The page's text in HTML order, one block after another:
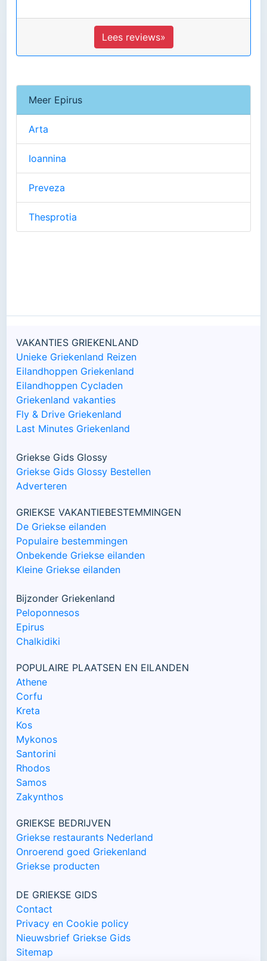
Lees reviews»
Meer Epirus
Arta
Ioannina
Preveza
Thesprotia
VAKANTIES GRIEKENLAND
Unieke Griekenland Reizen
Eilandhoppen Griekenland
Eilandhoppen Cycladen
Griekenland vakanties
Fly & Drive Griekenland
Last Minutes Griekenland
Griekse Gids Glossy
Griekse Gids Glossy Bestellen
Adverteren
GRIEKSE VAKANTIEBESTEMMINGEN
De Griekse eilanden
Populaire bestemmingen
Onbekende Griekse eilanden
Kleine Griekse eilanden
Bijzonder Griekenland
Peloponnesos
Epirus
Chalkidiki
POPULAIRE PLAATSEN EN EILANDEN
Athene
Corfu
Kreta
Kos
Mykonos
Santorini
Rhodos
Samos
Zakynthos
GRIEKSE BEDRIJVEN
Griekse restaurants Nederland
Onroerend goed Griekenland
Griekse producten
DE GRIEKSE GIDS
Contact
Privacy en Cookie policy
Nieuwsbrief Griekse Gids
Sitemap